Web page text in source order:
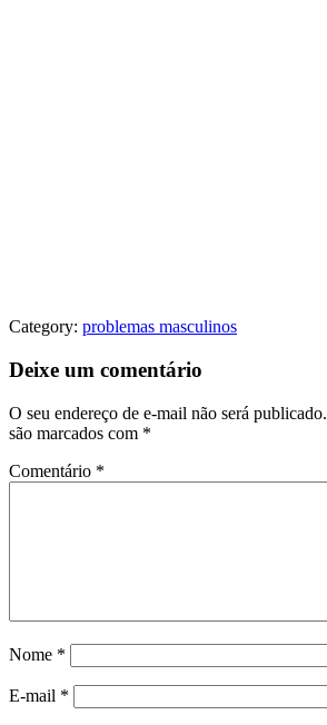
Category: problemas masculinos
Deixe um comentário
O seu endereço de e-mail não será publicado.
são marcados com *
Comentário *
Nome *
E-mail *